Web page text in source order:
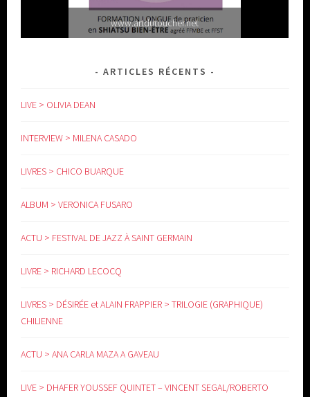
www.artdutoucher.net
ARTICLES RÉCENTS
LIVE > OLIVIA DEAN
INTERVIEW > MILENA CASADO
LIVRES > CHICO BUARQUE
ALBUM > VERONICA FUSARO
ACTU > FESTIVAL DE JAZZ À SAINT GERMAIN
LIVRE > RICHARD LECOCQ
LIVRES > DÉSIRÉE et ALAIN FRAPPIER > TRILOGIE (GRAPHIQUE)
CHILIENNE
ACTU > ANA CARLA MAZA A GAVEAU
LIVE > DHAFER YOUSSEF QUINTET – VINCENT SEGAL/ROBERTO